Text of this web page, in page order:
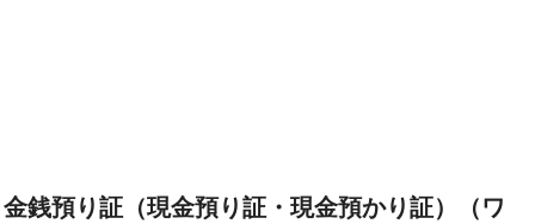
金銭預り証（現金預り証・現金預かり証）（ワ